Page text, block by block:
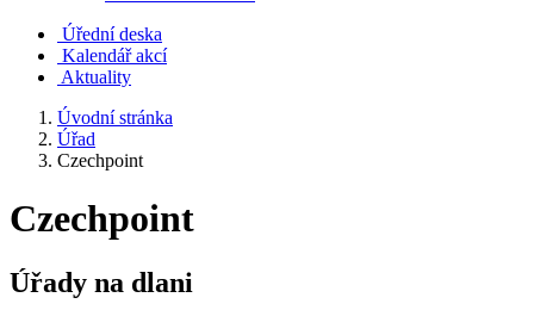
Úřední deska
Kalendář akcí
Aktuality
Úvodní stránka
Úřad
Czechpoint
Czechpoint
Úřady na dlani